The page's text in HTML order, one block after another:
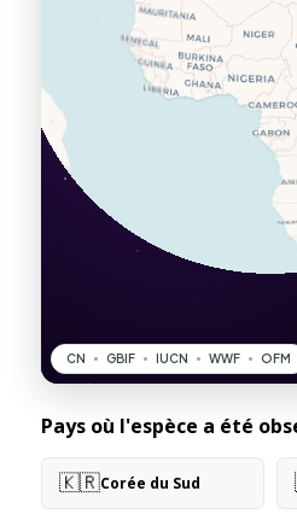
Pays où l'espèce a été
🇰🇷Corée du Sud